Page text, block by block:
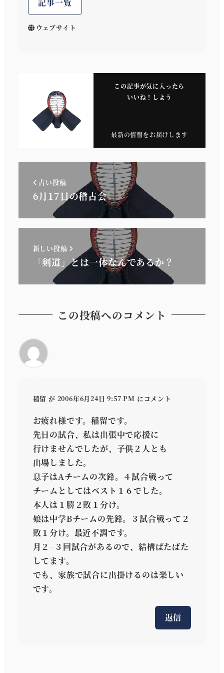
記事一覧
ウェブサイト
この記事が気に入ったら
いいね！しよう
最新の情報をお届けします
古い投稿
6月17日の稽古会
新しい投稿
「剣道」とは一体なんであるか？
この投稿へのコメント
稲留 が 2006年6月24日 9:57 PM にコメント
お疲れ様です。稲留です。
先日の試合、私は出張中で応援に
行けませんでしたが、子供２人とも
出場しました。
息子はAチームの次鋒。４試合戦って
チームとしてはベスト１６でした。
本人は１勝２敗１分け。
娘は中学Bチームの先鋒。３試合戦って２
敗１分け。最近不調です。
月２−３回試合があるので、結構ばたばた
してます。
でも、家族で試合に出掛けるのは楽しい
です。
返信